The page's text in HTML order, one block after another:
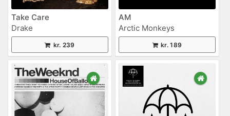
Take Care
Drake
kr. 239
AM
Arctic Monkeys
kr. 189